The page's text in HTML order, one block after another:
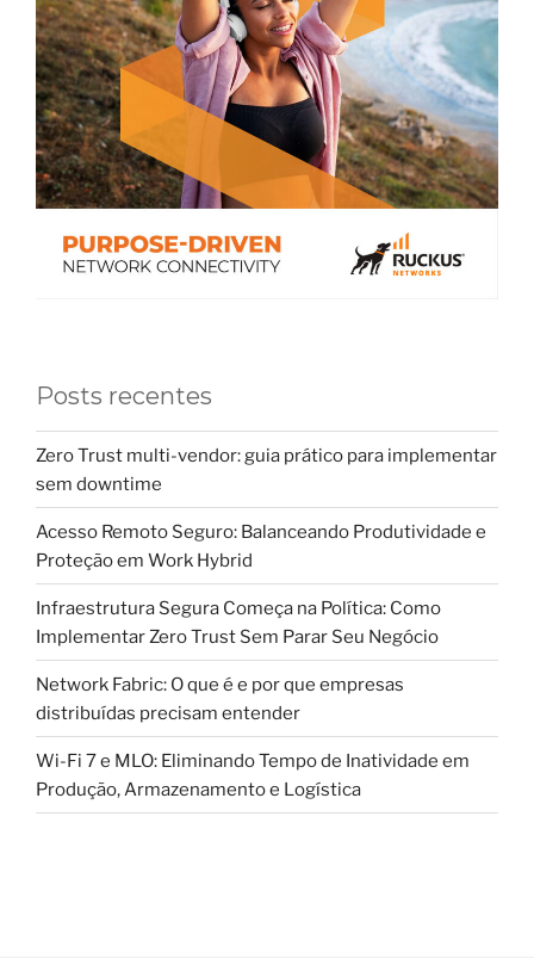
Posts recentes
Zero Trust multi-vendor: guia prático para implementar
sem downtime
Acesso Remoto Seguro: Balanceando Produtividade e
Proteção em Work Hybrid
Infraestrutura Segura Começa na Política: Como
Implementar Zero Trust Sem Parar Seu Negócio
Network Fabric: O que é e por que empresas
distribuídas precisam entender
Wi-Fi 7 e MLO: Eliminando Tempo de Inatividade em
Produção, Armazenamento e Logística